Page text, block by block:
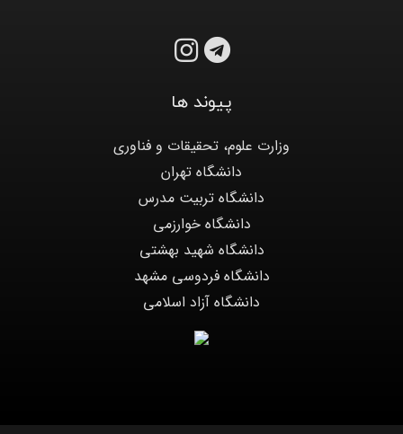
پیوند ها
وزارت علوم، تحقیقات و فناوری
دانشگاه تهران
دانشگاه تربیت مدرس
دانشگاه خوارزمی
دانشگاه شهید بهشتی
دانشگاه فردوسی مشهد
دانشگاه آزاد اسلامی